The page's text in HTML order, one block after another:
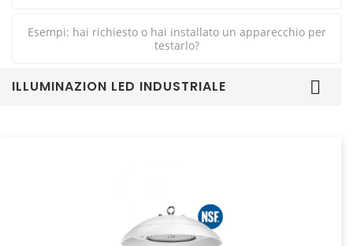
Esempi: hai richiesto o hai installato un apparecchio per
testarlo?
ILLUMINAZION LED INDUSTRIALE 